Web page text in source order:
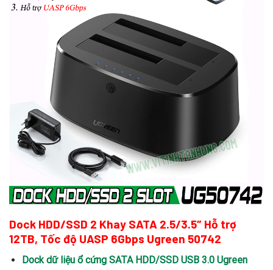
Dock HDD/SSD 2 Khay SATA 2.5/3.5″ Hỗ trợ
12TB, Tốc độ UASP 6Gbps Ugreen 50742
Dock dữ liệu ổ cứng SATA HDD/SSD USB 3.0 Ugreen